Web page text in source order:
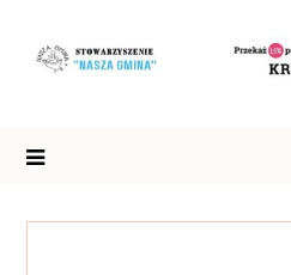
content